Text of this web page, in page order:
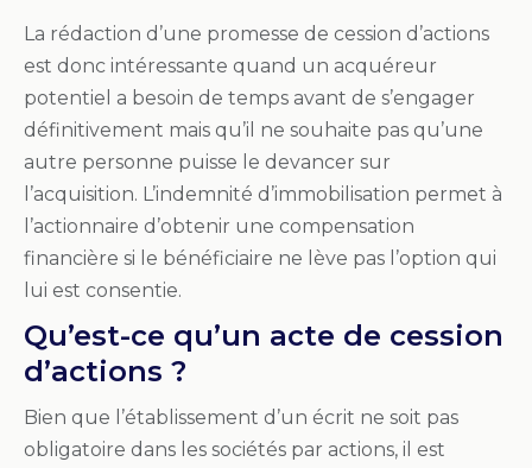
La rédaction d’une promesse de cession d’actions
est donc intéressante quand un acquéreur
potentiel a besoin de temps avant de s’engager
définitivement mais qu’il ne souhaite pas qu’une
autre personne puisse le devancer sur
l’acquisition. L’indemnité d’immobilisation permet à
l’actionnaire d’obtenir une compensation
financière si le bénéficiaire ne lève pas l’option qui
lui est consentie.
Qu’est-ce qu’un acte de cession
d’actions ?
Bien que l’établissement d’un écrit ne soit pas
obligatoire dans les sociétés par actions, il est